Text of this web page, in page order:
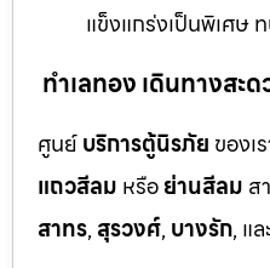
แข็งแกร่งเป็นพิเศษ
ทำเลทอง เดินทางส
ศูนย์บริการตู้นิรภัย ของเ
แถวสีลม หรือย่านสีลม ส
สาทร, สุรวงศ์, บางรัก, แล